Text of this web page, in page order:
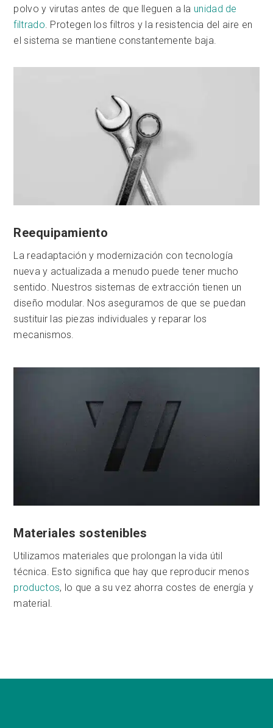
polvo y virutas antes de que lleguen a la unidad de
filtrado. Protegen los filtros y la resistencia del aire en
el sistema se mantiene constantemente baja.
Reequipamiento
La readaptación y modernización con tecnología
nueva y actualizada a menudo puede tener mucho
sentido. Nuestros sistemas de extracción tienen un
diseño modular. Nos aseguramos de que se puedan
sustituir las piezas individuales y reparar los
mecanismos.
Materiales sostenibles
Utilizamos materiales que prolongan la vida útil
técnica. Esto significa que hay que reproducir menos
productos, lo que a su vez ahorra costes de energía y
material.